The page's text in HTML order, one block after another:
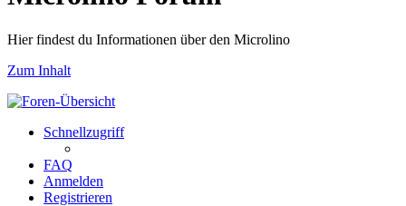
Hier findest du Informationen über den Microlino
Zum Inhalt
Schnellzugriff
FAQ
Anmelden
Registrieren